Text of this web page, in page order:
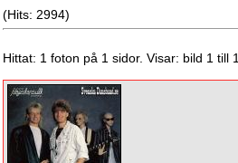
(Hits: 2994)
Hittat: 1 foton på 1 sidor. Visar: bild 1 till 1.